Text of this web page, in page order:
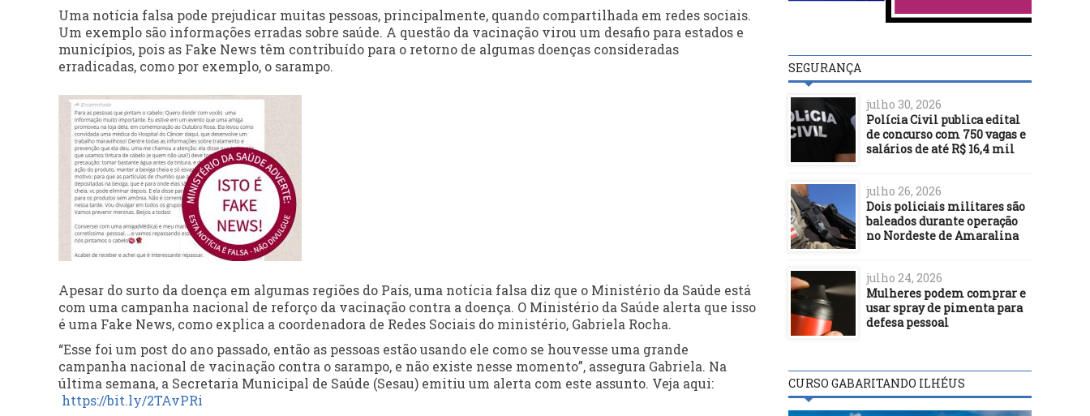
Uma notícia falsa pode prejudicar muitas pessoas, principalmente, quando compartilhada em redes sociais.
Um exemplo são informações erradas sobre saúde. A questão da vacinação virou um desafio para estados e
municípios, pois as Fake News têm contribuído para o retorno de algumas doenças consideradas
erradicadas, como por exemplo, o sarampo.
Apesar do surto da doença em algumas regiões do País, uma notícia falsa diz que o Ministério da Saúde está
com uma campanha nacional de reforço da vacinação contra a doença. O Ministério da Saúde alerta que isso
é uma Fake News, como explica a coordenadora de Redes Sociais do ministério, Gabriela Rocha.
“Esse foi um post do ano passado, então as pessoas estão usando ele como se houvesse uma grande
campanha nacional de vacinação contra o sarampo, e não existe nesse momento”, assegura Gabriela. Na
última semana, a Secretaria Municipal de Saúde (Sesau) emitiu um alerta com este assunto. Veja aqui:
https://bit.ly/2TAvPRi
SEGURANÇA
julho 30, 2026
Polícia Civil publica edital
de concurso com 750 vagas e
salários de até R$ 16,4 mil
julho 26, 2026
Dois policiais militares são
baleados durante operação
no Nordeste de Amaralina
julho 24, 2026
Mulheres podem comprar e
usar spray de pimenta para
defesa pessoal
CURSO GABARITANDO ILHÉUS